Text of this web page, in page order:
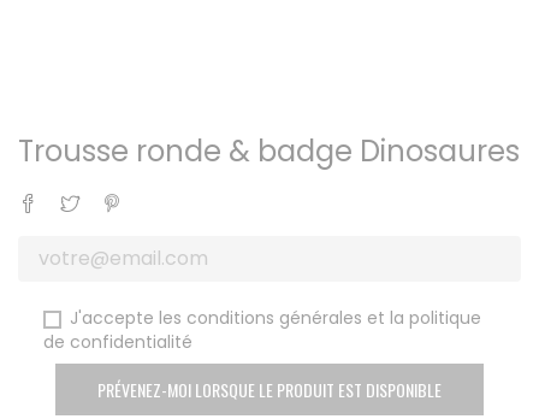
Trousse ronde & badge Dinosaures
Partager
Tweet
J'accepte les conditions générales et la politique
de confidentialité
PRÉVENEZ-MOI LORSQUE LE PRODUIT EST DISPONIBLE